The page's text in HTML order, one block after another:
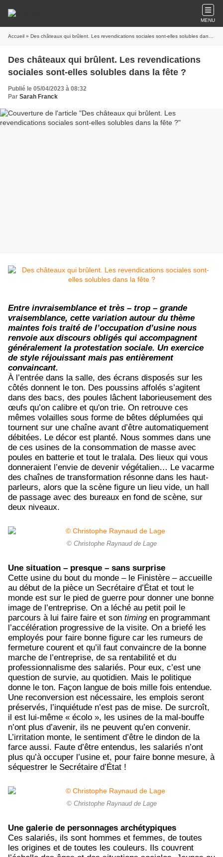
MENU
Accueil » Des châteaux qui brûlent. Les revendications sociales sont-elles solubles dans la fête ?
Des châteaux qui brûlent. Les revendications
sociales sont-elles solubles dans la fête ?
Publié le 05/04/2023 à 08:32
Par Sarah Franck
Entre invraisemblance et très – trop – grande
vraisemblance, cette variation autour du thème
maintes fois traité de l’occupation d’usine nous
renvoie aux discours obligés qui accompagnent
généralement la protestation sociale. Un exercice
de style réjouissant mais pas entièrement
convaincant.
À l’entrée dans la salle, des écrans disposés sur les
côtés donnent le ton. Des poussins affolés s’agitent
dans des bacs, des poules lâchent laborieusement des
œufs qu’on calibre et qu'on trie. On retrouve ces
mêmes volailles sous forme de bêtes déplumées qui
tournent sur une chaîne avant d’être automatiquement
débitées. Le décor est planté. Nous sommes dans une
de ces usines de la consommation de masse avec
poules en batterie et tout le tralala. Des lieux qui vous
donneraient l’envie de devenir végétalien… Le vacarme
des chaînes de transformation résonne dans les haut-
parleurs, alors que la scène figure un lieu vide, un hall
de passage avec des bureaux en fond de scène, sur
deux niveaux.
© Christophe Raynaud de Lage
Une situation – presque – sans surprise
Cette usine du bout du monde – le Finistère – accueille
au début de la pièce un Secrétaire d’État et tout le
monde est sur le pied de guerre pour donner une bonne
image de l’entreprise. On a léché au petit poil le
parcours à lui faire faire et son timingen programmant
l’accélération progressive de la visite. On a briefé les
employés pour faire bonne figure car les rumeurs de
fermeture courent et qu’il faut convaincre de la bonne
marche de l’entreprise, de sa rentabilité et du
professionnalisme des salariés. Pour eux, c’est une
question de survie, au quotidien. Mais le politique
donne le ton. Façon langue de bois mille fois entendue.
Une reconversion est nécessaire, les emplois seront
préservés, l’inquiétude n’est pas de mise. De surcroît,
il est lui-même « écolo », les usines de la mal-bouffe
n’ont plus d’avenir, ils ne peuvent qu’en convenir.
L’irritation monte, le sentiment d’être le dindon de la
farce aussi. Faute d’être entendus, les salariés n’ont
plus qu’à occuper l’usine et, pour faire bonne mesure, à
séquestrer le Secrétaire d’État !
© Christophe Raynaud de Lage
Une galerie de personnages archétypiques
Ces salariés, ils sont hommes et femmes, de toutes
les origines et de toutes les couleurs. Ils couvrent